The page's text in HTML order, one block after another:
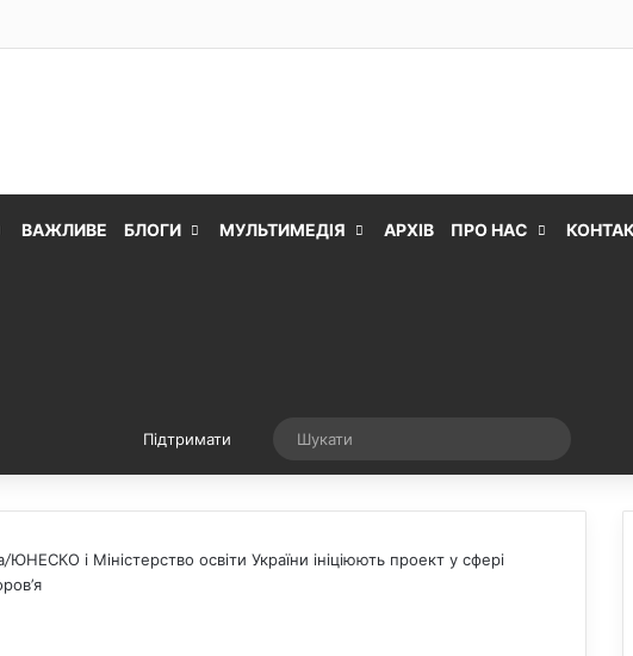
ВАЖЛИВЕ БЛОГИ МУЛЬТИМЕДІЯ АРХІВ ПРО НАС
Підтримати Випадкова стаття
/ЮНЕСКО і Міністерство освіти України ініціюють проект у сфері